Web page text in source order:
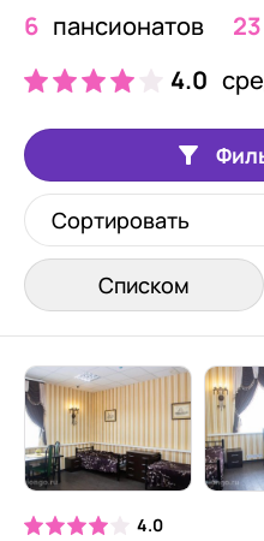
6 пансионатов 23
4.0
Сортировать
Списком
4.0